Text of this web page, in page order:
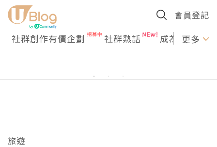
會員登記
社群創作有價企劃 社群熱話 成為U更多
旅遊